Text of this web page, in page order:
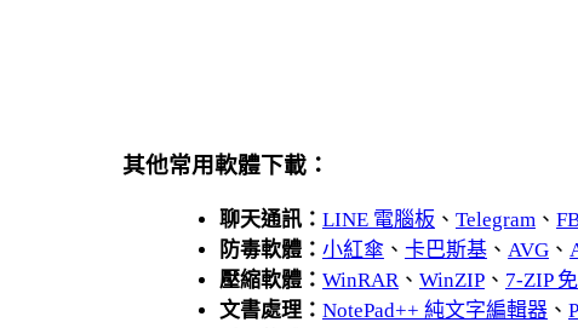
其他常用軟體下載：
聊天通訊： LINE 電腦板 、 Telegram、
防毒軟體： 小紅傘 、 卡巴斯基、 AVG、
壓縮軟體： WinRAR、 WinZIP、 7-ZIP
文書處理： NotePad++ 純文字編輯器、